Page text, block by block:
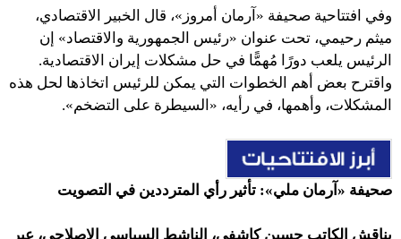
وفي افتتاحية صحيفة «آرمان أمروز»، قال الخبير الاقتصادي،
ميثم رحيمي، تحت عنوان «رئيس الجمهورية والاقتصاد» إن
الرئيس يلعب دورًا مُهمًّا في حل مشكلات إيران الاقتصادية.
واقترح بعض أهم الخطوات التي يمكن للرئيس اتخاذها لحل هذه
المشكلات، وأهمها، في رأيه، «السيطرة على التضخم».
صحيفة «آرمان ملي»: تأثير رأي المترددين في التصويت
يناقش الكاتب حسين كاشفي، الناشط السياسي الإصلاحي، عبر